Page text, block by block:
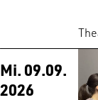
Mi. 09.09.
2026